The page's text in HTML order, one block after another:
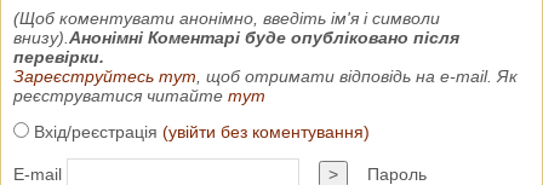
(Щоб коментувати анонімно, введіть ім'я і символи
внизу).Анонімні Коментарі буде опубліковано після
перевірки.
Зареєструйтесь тут, щоб отримати відповідь на e-mail. Як
реєструватися читайте тут
Вхід/реєстрація (увійти без коментування)
E-mail > Пароль